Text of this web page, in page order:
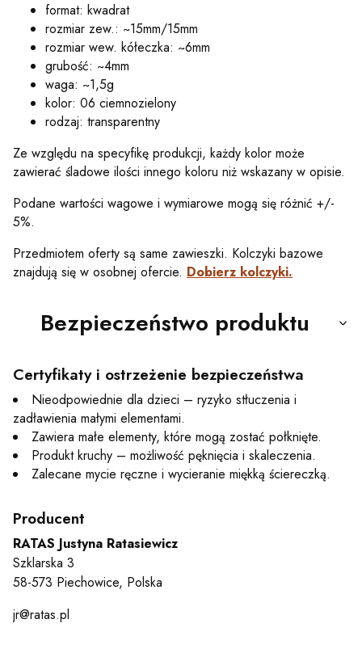
format: kwadrat
rozmiar zew.: ~15mm/15mm
rozmiar wew. kółeczka: ~6mm
grubość: ~4mm
waga: ~1,5g
kolor: 06 ciemnozielony
rodzaj: transparentny
Ze względu na specyfikę produkcji, każdy kolor może
zawierać śladowe ilości innego koloru niż wskazany w opisie.
Podane wartości wagowe i wymiarowe mogą się różnić +/-
5%.
Przedmiotem oferty są same zawieszki. Kolczyki bazowe
znajdują się w osobnej ofercie. Dobierz kolczyki.
Bezpieczeństwo produktu
Certyfikaty i ostrzeżenie bezpieczeństwa
Nieodpowiednie dla dzieci – ryzyko stłuczenia i
zadławienia małymi elementami.
Zawiera małe elementy, które mogą zostać połknięte.
Produkt kruchy – możliwość pęknięcia i skaleczenia.
Zalecane mycie ręczne i wycieranie miękką ściereczką.
Producent
RATAS Justyna Ratasiewicz
Szklarska 3
58-573 Piechowice, Polska
jr@ratas.pl